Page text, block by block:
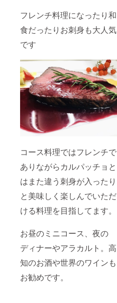
フレンチ料理になったり和
食だったりお刺身も大人気
です
コース料理ではフレンチで
ありながらカルパッチョと
はまた違う刺身が入ったり
と美味しく楽しんでいただ
ける料理を目指してます。
お昼のミニコース、夜の
ディナーやアラカルト。高
知のお酒や世界のワインも
お勧めです。